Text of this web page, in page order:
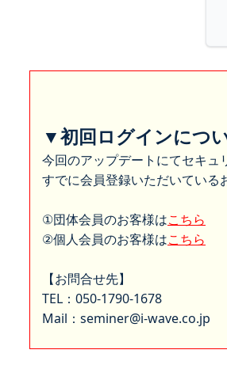
▼初回ログインにつ
今回のアップデートにてセキュ
すでに会員登録いただいている
①団体会員のお客様はこちら
②個人会員のお客様はこちら
【お問合せ先】
TEL：050-1790-1678
Mail：seminer@i-wave.co.jp